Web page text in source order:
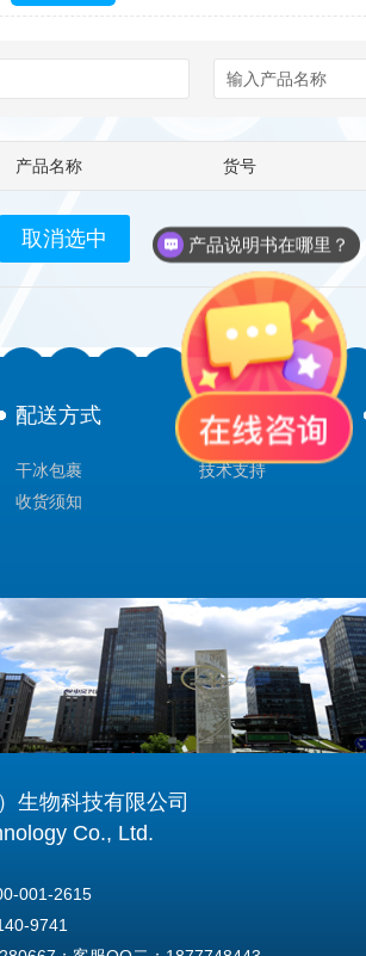
Biotez Berlin Diametra
Berry & Associates Zedira
LGC Maine Standards Biolife
Abbexa AbD Serotec
产品名称 货号
取消选中
配送方式
干冰包裹
收货须知
售后服务
技术支持
生物科技有限公司
Co., Ltd.
001-2615
9741
产品说明书在哪里？